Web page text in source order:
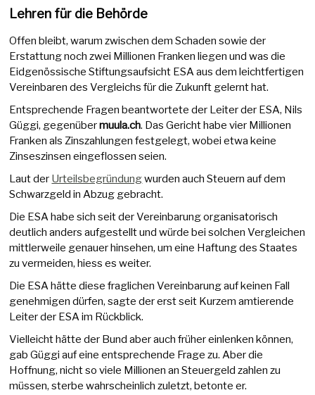
Lehren für die Behörde
Offen bleibt, warum zwischen dem Schaden sowie der
Erstattung noch zwei Millionen Franken liegen und was die
Eidgenössische Stiftungsaufsicht ESA aus dem leichtfertigen
Vereinbaren des Vergleichs für die Zukunft gelernt hat.
Entsprechende Fragen beantwortete der Leiter der ESA, Nils
Güggi, gegenübermuula.ch. Das Gericht habe vier Millionen
Franken als Zinszahlungen festgelegt, wobei etwa keine
Zinseszinsen eingeflossen seien.
Laut der Urteilsbegründungwurden auch Steuern auf dem
Schwarzgeld in Abzug gebracht.
Die ESA habe sich seit der Vereinbarung organisatorisch
deutlich anders aufgestellt und würde bei solchen Vergleichen
mittlerweile genauer hinsehen, um eine Haftung des Staates
zu vermeiden, hiess es weiter.
Die ESA hätte diese fraglichen Vereinbarung auf keinen Fall
genehmigen dürfen, sagte der erst seit Kurzem amtierende
Leiter der ESA im Rückblick.
Vielleicht hätte der Bund aber auch früher einlenken können,
gab Güggi auf eine entsprechende Frage zu. Aber die
Hoffnung, nicht so viele Millionen an Steuergeld zahlen zu
müssen, sterbe wahrscheinlich zuletzt, betonte er.